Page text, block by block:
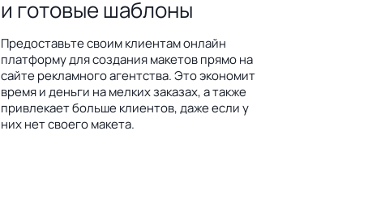
и готовые шаблоны
Предоставьте своим клиентам онлайн
платформу для создания макетов прямо на
сайте рекламного агентства. Это экономит
время и деньги на мелких заказах, а также
привлекает больше клиентов, даже если у
них нет своего макета.